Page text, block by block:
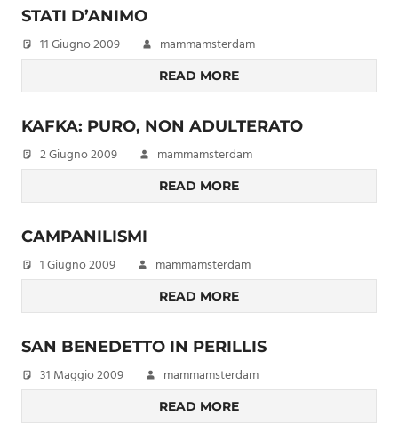
STATI D’ANIMO
11 Giugno 2009 mammamsterdam
READ MORE
KAFKA: PURO, NON ADULTERATO
2 Giugno 2009 mammamsterdam
READ MORE
CAMPANILISMI
1 Giugno 2009 mammamsterdam
READ MORE
SAN BENEDETTO IN PERILLIS
31 Maggio 2009 mammamsterdam
READ MORE